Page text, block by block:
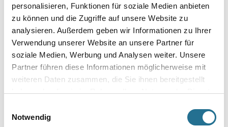
personalisieren, Funktionen für soziale Medien anbieten
zu können und die Zugriffe auf unsere Website zu
analysieren. Außerdem geben wir Informationen zu Ihrer
Verwendung unserer Website an unsere Partner für
soziale Medien, Werbung und Analysen weiter. Unsere
Partner führen diese Informationen möglicherweise mit
weiteren Daten zusammen, die Sie ihnen bereitgestellt
haben oder die sie im Rahmen Ihrer Nutzung der Dienste
Notwendig
Umrechnungsfaktoren